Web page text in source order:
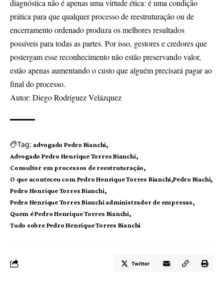
diagnóstica não é apenas uma virtude ética: é uma condição
prática para que qualquer processo de reestruturação ou de
encerramento ordenado produza os melhores resultados
possíveis para todas as partes. Por isso, gestores e credores que
postergam esse reconhecimento não estão preservando valor,
estão apenas aumentando o custo que alguém precisará pagar ao
final do processo.
Autor: Diego Rodríguez Velázquez
Tag: advogado Pedro Bianchi
Advogado Pedro Henrique Torres Bianchi
Consultor em processos de reestruturação
O que aconteceu com Pedro Henrique Torres Bianchi Pedro Biachi
Pedro Henrique Torres Bianchi
Pedro Henrique Torres Bianchi administrador de empresas
Quem é Pedro Henrique Torres Bianchi
Tudo sobre Pedro Henrique Torres Bianchi
Twitter